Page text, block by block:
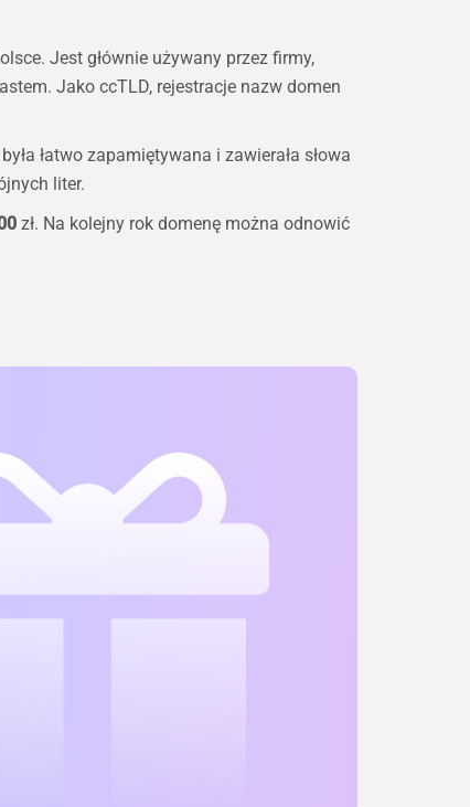
Jest głównie używany przez firmy,
Jako ccTLD, rejestracje nazw domen
łatwo zapamiętywana i zawierała słowa
liter.
zł. Na kolejny rok domenę można odnowić